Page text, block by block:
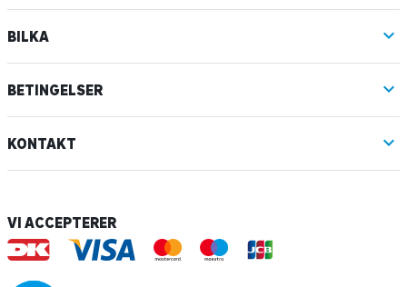
BILKA
BETINGELSER
KONTAKT
VI ACCEPTERER